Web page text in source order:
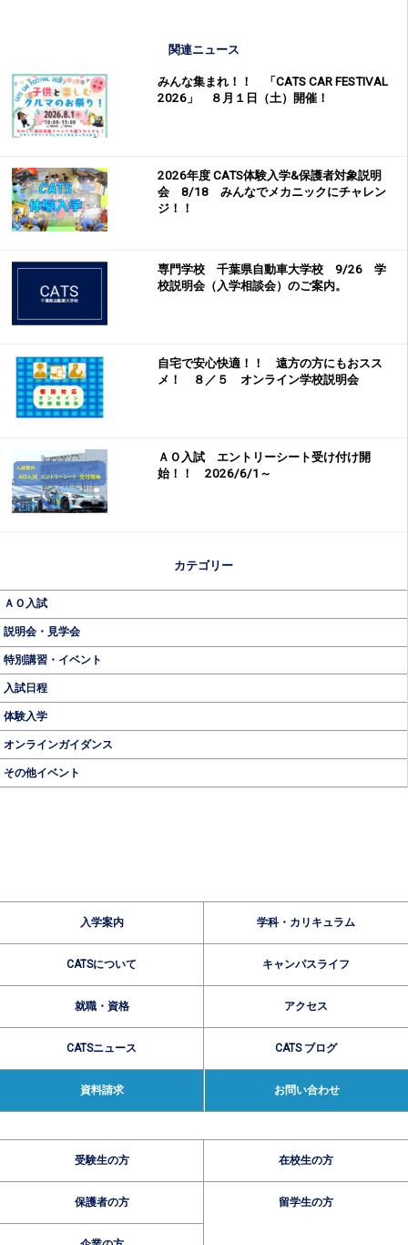
関連ニュース
みんな集まれ！！ 「CATS CAR FESTIVAL
2026」 ８月１日（土）開催！
2026年度 CATS体験入学&保護者対象説明
会 8/18 みんなでメカニックにチャレン
ジ！！
専門学校 千葉県自動車大学校 9/26 学
校説明会（入学相談会）のご案内。
自宅で安心快適！！ 遠方の方にもおスス
メ！ ８／５ オンライン学校説明会
ＡＯ入試 エントリーシート受け付け開
始！！ 2026/6/1～
カテゴリー
ＡＯ入試
説明会・見学会
特別講習・イベント
入試日程
体験入学
オンラインガイダンス
その他イベント
入学案内 学科・カリキュラム
CATSについて キャンパスライフ
就職・資格 アクセス
CATSニュース CATS ブログ
資料請求 お問い合わせ
受験生の方 在校生の方
保護者の方 留学生の方